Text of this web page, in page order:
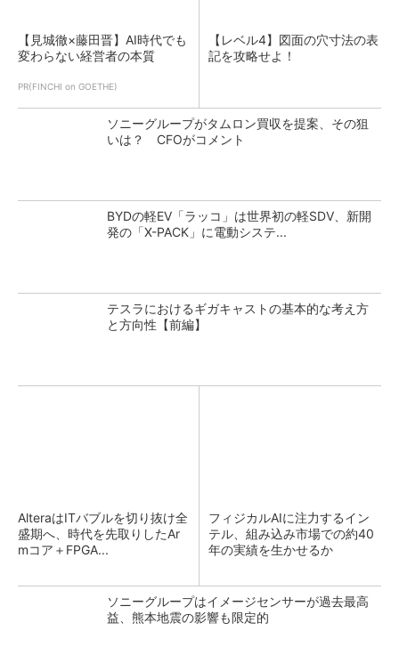
【見城徹×藤田晋】AI時代でも
変わらない経営者の本質
PR(FINCHI on GOETHE)
【レベル4】図面の穴寸法の表
記を攻略せよ！
ソニーグループがタムロン買収を提案、その狙
いは？ CFOがコメント
BYDの軽EV「ラッコ」は世界初の軽SDV、新開
発の「X-PACK」に電動システ...
テスラにおけるギガキャストの基本的な考え方
と方向性【前編】
AlteraはITバブルを切り抜け全
盛期へ、時代を先取りしたAr
mコア＋FPGA...
フィジカルAIに注力するイン
テル、組み込み市場での約40
年の実績を生かせるか
ソニーグループはイメージセンサーが過去最高
益、熊本地震の影響も限定的